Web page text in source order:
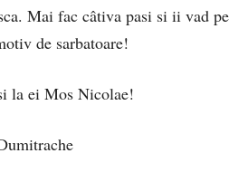
Mai fac câtiva pasi si ii vad
de sarbatoare!
la ei Mos Nicolae!